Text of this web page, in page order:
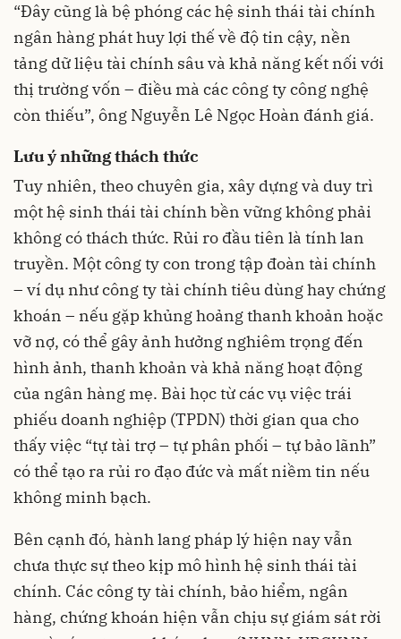
“Đây cũng là bệ phóng các hệ sinh thái tài chính
ngân hàng phát huy lợi thế về độ tin cậy, nền
tảng dữ liệu tài chính sâu và khả năng kết nối với
thị trường vốn – điều mà các công ty công nghệ
còn thiếu”, ông Nguyễn Lê Ngọc Hoàn đánh giá.
Lưu ý những thách thức
Tuy nhiên, theo chuyên gia, xây dựng và duy trì
một hệ sinh thái tài chính bền vững không phải
không có thách thức. Rủi ro đầu tiên là tính lan
truyền. Một công ty con trong tập đoàn tài chính
– ví dụ như công ty tài chính tiêu dùng hay chứng
khoán – nếu gặp khủng hoảng thanh khoản hoặc
vỡ nợ, có thể gây ảnh hưởng nghiêm trọng đến
hình ảnh, thanh khoản và khả năng hoạt động
của ngân hàng mẹ. Bài học từ các vụ việc trái
phiếu doanh nghiệp (TPDN) thời gian qua cho
thấy việc “tự tài trợ – tự phân phối – tự bảo lãnh”
có thể tạo ra rủi ro đạo đức và mất niềm tin nếu
không minh bạch.
Bên cạnh đó, hành lang pháp lý hiện nay vẫn
chưa thực sự theo kịp mô hình hệ sinh thái tài
chính. Các công ty tài chính, bảo hiểm, ngân
hàng, chứng khoán hiện vẫn chịu sự giám sát rời